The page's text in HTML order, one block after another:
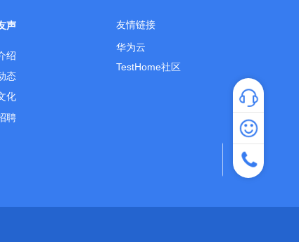
声
绍
态
化
聘
友情链接
华为云
TestHome社区
专家咨询
热线咨询
服务时间：